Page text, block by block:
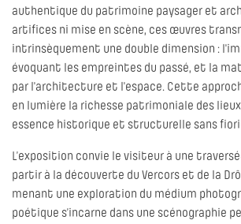
authentique du patrimoine paysager et
artifices ni mise en scène, ces œuvres
intrinsèquement une double dimension :
évoquant les empreintes du passé, et la
par l'architecture et l'espace. Cette
en lumière la richesse patrimoniale des
essence historique et structurelle sans
L’exposition convie le visiteur à une
partir à la découverte du Vercors et de la
menant une exploration du médium
poétique s’incarne dans une scénographie